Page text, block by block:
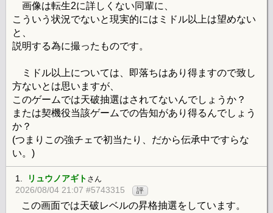
画像は転生2に詳しくない同輩に、
こういう状況でないと現実的にはミドル以上は望めない
と、
説明する為に撮ったものです。
ミドル以上については、即落ちはあり得ますので致し
方ないとは思いますが、
このゲームでは天破抽選はされてないんでしょうか？
または契機役当該ゲームでの告知があり得るんでしょう
か？
(つまりこの強チェで初当たり、だから伝承中ですらな
い。)
1. リュウノアギト さん
2026/08/04 21:07 #5743315 評
この画面では天破レベルの昇格抽選をしています。